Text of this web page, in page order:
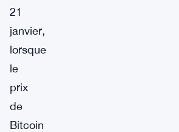
21
janvier,
lorsque
le
prix
de
Bitcoin